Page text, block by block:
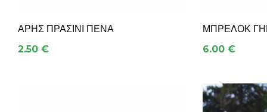
ΑΡΗΣ ΠΡΑΣΙΝΙ ΠΕΝΑ
2.50 €
ΜΠΡΕΛΌΚ
6.00 €